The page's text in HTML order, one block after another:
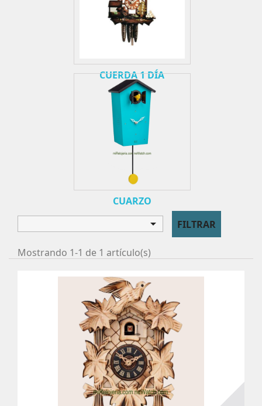
CUERDA 1 DÍA
CUARZO
 FILTRAR
Mostrando 1-1 de 1 artículo(s)